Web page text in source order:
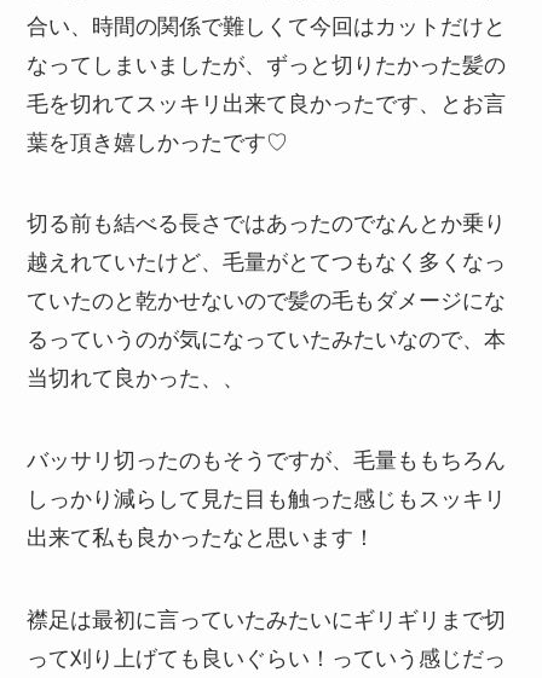
合い、時間の関係で難しくて今回はカットだけと
なってしまいましたが、ずっと切りたかった髪の
毛を切れてスッキリ出来て良かったです、とお言
葉を頂き嬉しかったです♡
切る前も結べる長さではあったのでなんとか乗り
越えれていたけど、毛量がとてつもなく多くなっ
ていたのと乾かせないので髪の毛もダメージにな
るっていうのが気になっていたみたいなので、本
当切れて良かった、、
バッサリ切ったのもそうですが、毛量ももちろん
しっかり減らして見た目も触った感じもスッキリ
出来て私も良かったなと思います！
襟足は最初に言っていたみたいにギリギリまで切
って刈り上げても良いぐらい！っていう感じだっ